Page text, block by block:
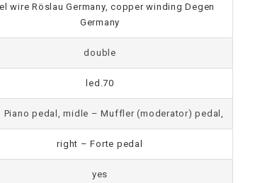
wire Röslau Germany, copper winding Degen
Germany
double
led.70
Piano pedal, midle – Muffler (moderator) pedal,
right – Forte pedal
yes